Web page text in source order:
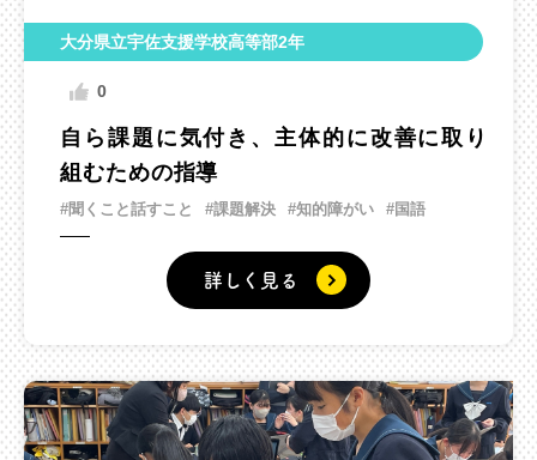
大分県立宇佐支援学校高等部2年
0
自ら課題に気付き、主体的に改善に取り
組むための指導
#聞くこと話すこと #課題解決 #知的障がい #国語
詳しく見る